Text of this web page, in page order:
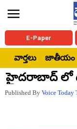
E-Paper
వార్తలు జాతీయం
హైదరాబాద్ లో
Published By Voice Today